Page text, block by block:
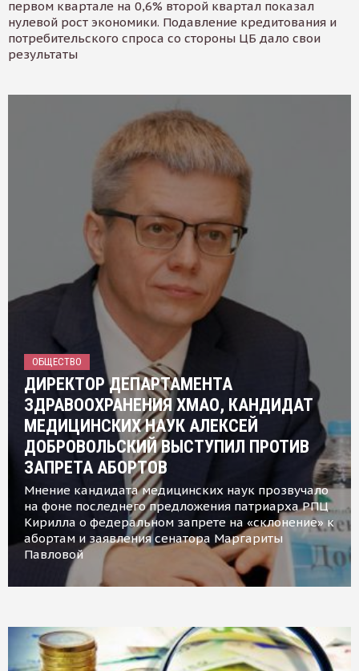
первом квартале на 0,6% второй квартал показал
нулевой рост экономики. Подавление кредитования и
потребительского спроса со стороны ЦБ дало свои
результаты
ОБЩЕСТВО
ДИРЕКТОР ДЕПАРТАМЕНТА
ЗДРАВООХРАНЕНИЯ ХМАО, КАНДИДАТ
МЕДИЦИНСКИХ НАУК АЛЕКСЕЙ
ДОБРОВОЛЬСКИЙ ВЫСТУПИЛ ПРОТИВ
ЗАПРЕТА АБОРТОВ
Мнение кандидата медицинских наук прозвучало
на фоне последнего предложения патриарха РПЦ
Кирилла о федеральном запрете на «склонение» к
абортам и заявления сенатора Маргариты
Павловой